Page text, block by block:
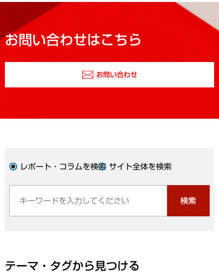
お問い合わせはこちら
お問い合わせ
レポート・コラムを検索 サイト全体を検索
検索
テーマ・タグから見つける